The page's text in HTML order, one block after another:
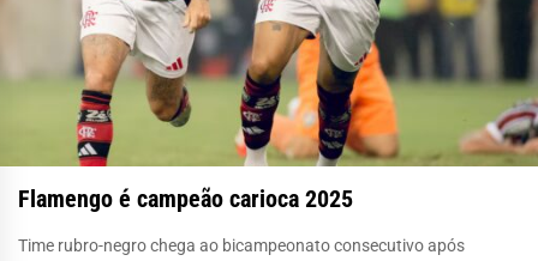
Flamengo é campeão carioca 2025
Time rubro-negro chega ao bicampeonato consecutivo após